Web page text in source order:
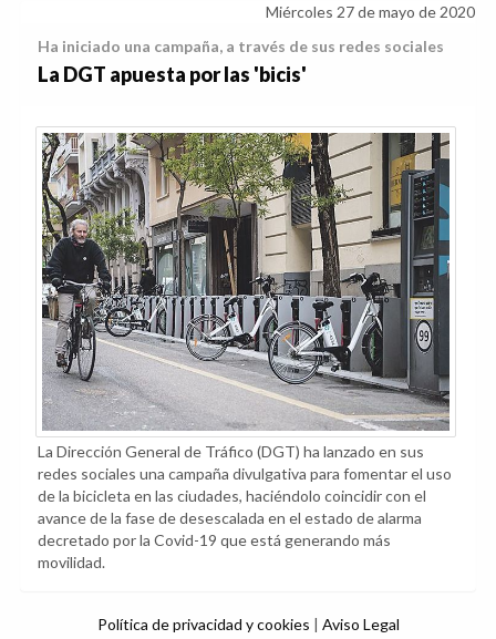
Miércoles 27 de mayo de 2020
Ha iniciado una campaña, a través de sus redes sociales
La DGT apuesta por las 'bicis'
La Dirección General de Tráfico (DGT) ha lanzado en sus
redes sociales una campaña divulgativa para fomentar el uso
de la bicicleta en las ciudades, haciéndolo coincidir con el
avance de la fase de desescalada en el estado de alarma
decretado por la Covid-19 que está generando más
movilidad.
Política de privacidad y cookies | Aviso Legal